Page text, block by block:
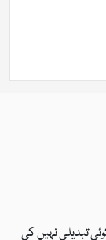
تبدیلی نہیں کی